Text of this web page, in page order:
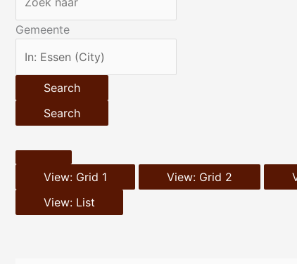
Gemeente
Search
Search
View: Grid 1 View: Grid 2
View: List